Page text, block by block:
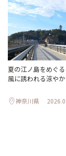
夏の江ノ島をめぐ
風に誘われる涼や
神奈川県